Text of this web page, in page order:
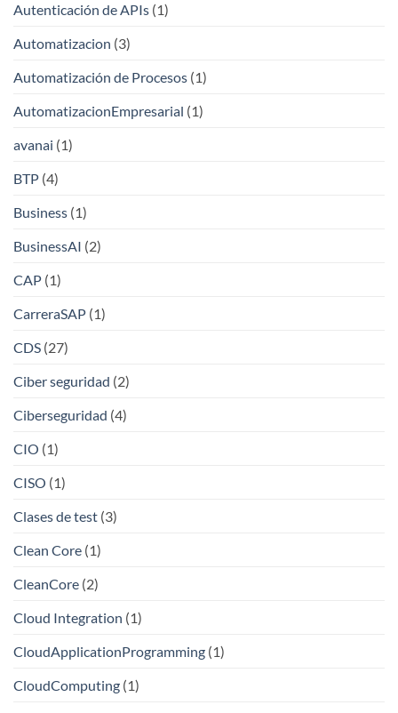
Autenticación de APIs (1)
Automatizacion (3)
Automatización de Procesos (1)
AutomatizacionEmpresarial (1)
avanai (1)
BTP (4)
Business (1)
BusinessAI (2)
CAP (1)
CarreraSAP (1)
CDS (27)
Ciber seguridad (2)
Ciberseguridad (4)
CIO (1)
CISO (1)
Clases de test (3)
Clean Core (1)
CleanCore (2)
Cloud Integration (1)
CloudApplicationProgramming (1)
CloudComputing (1)